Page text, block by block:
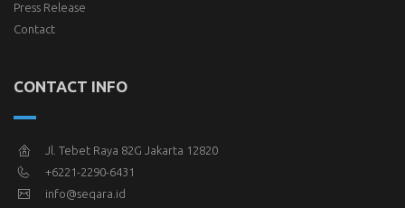
Press Release
Contact
CONTACT INFO
Jl. Tebet Raya 82G Jakarta 12820
+6221-2290-6431
info@seqara.id